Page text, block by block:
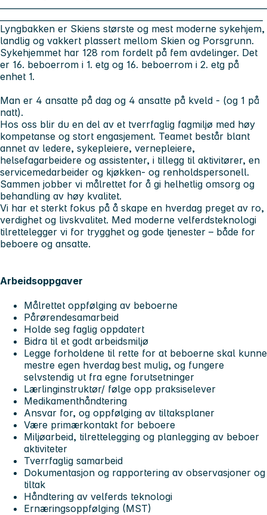
Lyngbakken er Skiens største og mest moderne sykehjem,
landlig og vakkert plassert mellom Skien og Porsgrunn.
Sykehjemmet har 128 rom fordelt på fem avdelinger. Det
er 16. beboerrom i 1. etg og 16. beboerrom i 2. etg på
enhet 1.
Man er 4 ansatte på dag og 4 ansatte på kveld - (og 1 på
natt).
Hos oss blir du en del av et tverrfaglig fagmiljø med høy
kompetanse og stort engasjement. Teamet består blant
annet av ledere, sykepleiere, vernepleiere,
helsefagarbeidere og assistenter, i tillegg til aktivitører, en
servicemedarbeider og kjøkken- og renholdspersonell.
Sammen jobber vi målrettet for å gi helhetlig omsorg og
behandling av høy kvalitet.
Vi har et sterkt fokus på å skape en hverdag preget av ro,
verdighet og livskvalitet. Med moderne velferdsteknologi
tilrettelegger vi for trygghet og gode tjenester – både for
beboere og ansatte.
Arbeidsoppgaver
Målrettet oppfølging av beboerne
Pårørendesamarbeid
Holde seg faglig oppdatert
Bidra til et godt arbeidsmiljø
Legge forholdene til rette for at beboerne skal kunne
mestre egen hverdag best mulig, og fungere
selvstendig ut fra egne forutsetninger
Lærlinginstruktør/ følge opp praksiselever
Medikamenthåndtering
Ansvar for, og oppfølging av tiltaksplaner
Være primærkontakt for beboere
Miljøarbeid, tilrettelegging og planlegging av beboer
aktiviteter
Tverrfaglig samarbeid
Dokumentasjon og rapportering av observasjoner og
tiltak
Håndtering av velferds teknologi
Ernæringsoppfølging (MST)